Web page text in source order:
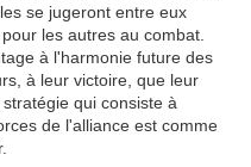
se jugeront entre eux
les autres au combat.
à l'harmonie future des
à leur victoire, que leur
qui consiste à
de l'alliance est comme